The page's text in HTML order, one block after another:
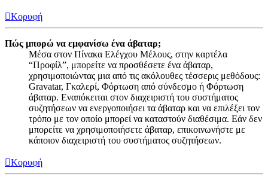
Κορυφή
Πώς μπορώ να εμφανίσω ένα άβαταρ;
Μέσα στον Πίνακα Ελέγχου Μέλους, στην καρτέλα
“Προφίλ”, μπορείτε να προσθέσετε ένα άβαταρ,
χρησιμοποιώντας μια από τις ακόλουθες τέσσερις μεθόδους:
Gravatar, Γκαλερί, Φόρτωση από σύνδεσμο ή Φόρτωση
άβαταρ. Εναπόκειται στον διαχειριστή του συστήματος
συζητήσεων να ενεργοποιήσει τα άβαταρ και να επιλέξει τον
τρόπο με τον οποίο μπορεί να καταστούν διαθέσιμα. Εάν δεν
μπορείτε να χρησιμοποιήσετε άβαταρ, επικοινωνήστε με
κάποιον διαχειριστή του συστήματος συζητήσεων.
Κορυφή